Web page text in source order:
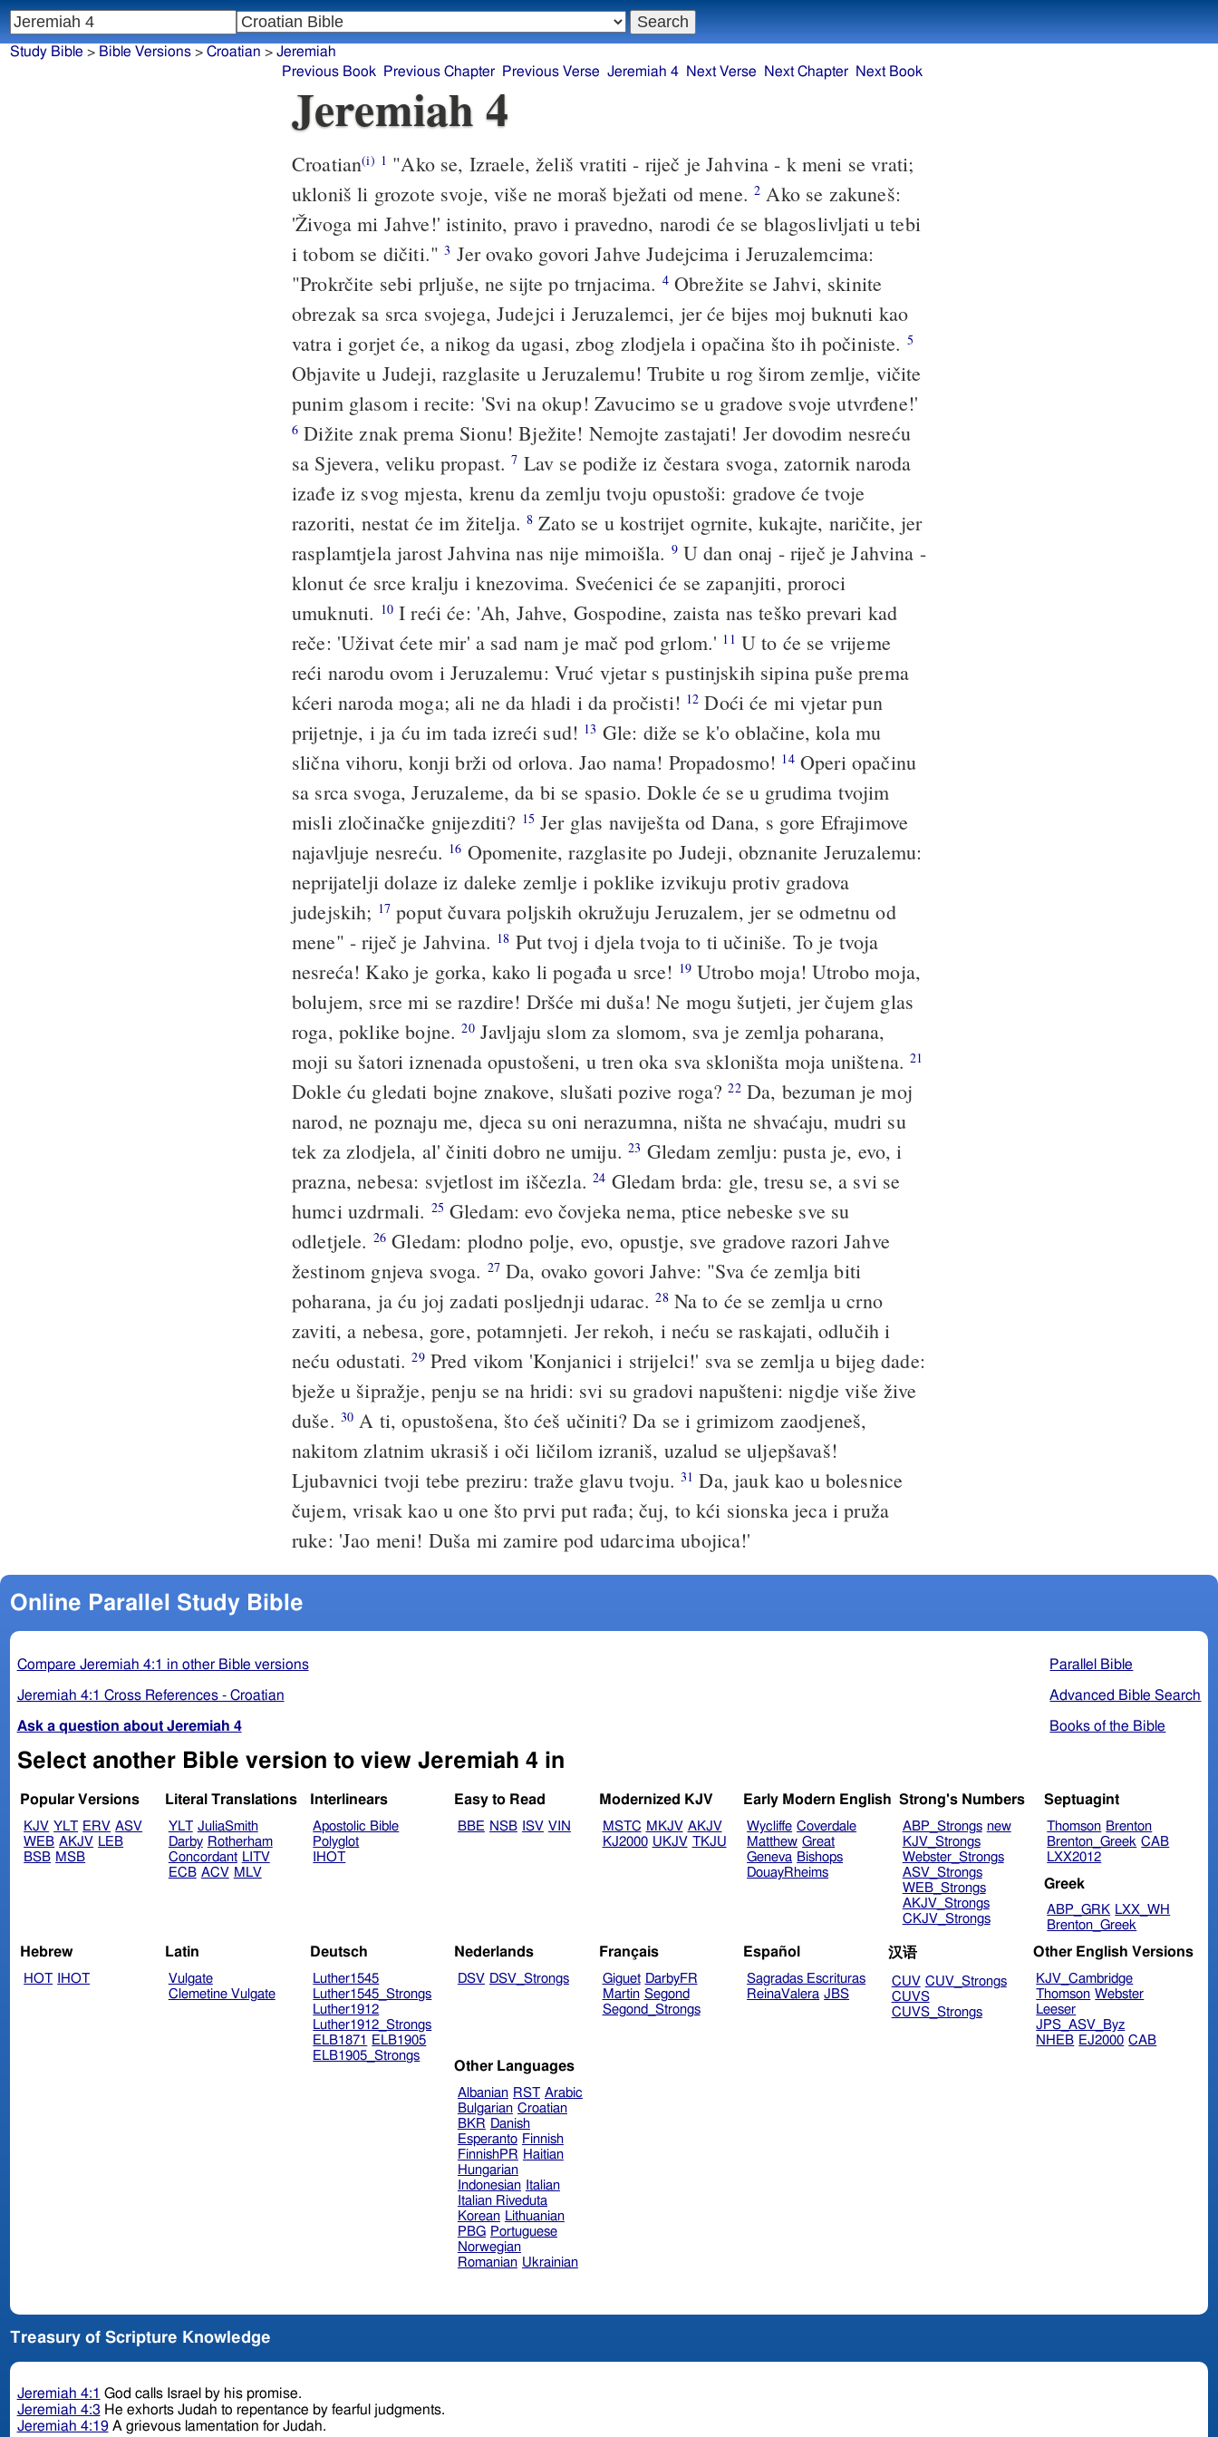
Study Bible > Bible Versions> Croatian > Jeremiah
Previous Book
Previous Chapter Previous Verse Jeremiah 4 Next Verse Next Chapter Next Book
Jeremiah 4
Croatian(i) 1 "Ako se, Izraele, želiš vratiti - riječ je Jahvina - k meni se vrati;
ukloniš li grozote svoje, više ne moraš bježati od mene.2 Ako se zakuneš:
'Živoga mi Jahve!' istinito, pravo i pravedno, narodi će se blagoslivljati u tebi
i tobom se dičiti."3 Jer ovako govori Jahve Judejcima i Jeruzalemcima:
"Prokrčite sebi prljuše, ne sijte po trnjacima. 4Obrežite se Jahvi, skinite
obrezak sa srca svojega, Judejci i Jeruzalemci, jer će bijes moj buknuti kao
vatra i gorjet će, a nikog da ugasi, zbog zlodjela i opačina što ih počiniste. 5
Objavite u Judeji, razglasite u Jeruzalemu! Trubite u rog širom zemlje, vičite
punim glasom i recite: 'Svi na okup! Zavucimo se u gradove svoje utvrđene!'
6 Dižite znak prema Sionu! Bježite! Nemojte zastajati! Jer dovodim nesreću
sa Sjevera, veliku propast.7 Lav se podiže iz čestara svoga, zatornik naroda
izađe iz svog mjesta, krenu da zemlju tvoju opustoši: gradove će tvoje
razoriti, nestat će im žitelja.8 Zato se u kostrijet ogrnite, kukajte, naričite, jer
rasplamtjela jarost Jahvina nas nije mimoišla. 9U dan onaj - riječ je Jahvina -
klonut će srce kralju i knezovima. Svećenici će se zapanjiti, proroci
umuknuti. 10I reći će: 'Ah, Jahve, Gospodine, zaista nas teško prevari kad
reče: 'Uživat ćete mir' a sad nam je mač pod grlom.' 11 U to će se vrijeme
reći narodu ovom i Jeruzalemu: Vruć vjetar s pustinjskih sipina puše prema
kćeri naroda moga; ali ne da hladi i da pročisti! 12 Doći će mi vjetar pun
prijetnje, i ja ću im tada izreći sud! 13 Gle: diže se k'o oblačine, kola mu
slična vihoru, konji brži od orlova. Jao nama! Propadosmo! 14Operi opačinu
sa srca svoga, Jeruzaleme, da bi se spasio. Dokle će se u grudima tvojim
misli zločinačke gnijezditi? 15 Jer glas naviješta od Dana, s gore Efrajimove
najavljuje nesreću. 16 Opomenite, razglasite po Judeji, obznanite Jeruzalemu:
neprijatelji dolaze iz daleke zemlje i poklike izvikuju protiv gradova
judejskih; 17 poput čuvara poljskih okružuju Jeruzalem, jer se odmetnu od
mene" - riječ je Jahvina. 18 Put tvoj i djela tvoja to ti učiniše. To je tvoja
nesreća! Kako je gorka, kako li pogađa u srce! 19Utrobo moja! Utrobo moja,
bolujem, srce mi se razdire! Dršće mi duša! Ne mogu šutjeti, jer čujem glas
roga, poklike bojne.20Javljaju slom za slomom, sva je zemlja poharana,
moji su šatori iznenada opustošeni, u tren oka sva skloništa moja uništena.21
Dokle ću gledati bojne znakove, slušati pozive roga?22Da, bezuman je moj
narod, ne poznaju me, djeca su oni nerazumna, ništa ne shvaćaju, mudri su
tek za zlodjela, al' činiti dobro ne umiju.23 Gledam zemlju: pusta je, evo, i
prazna, nebesa: svjetlost im iščezla.24 Gledam brda: gle, tresu se, a svi se
humci uzdrmali. 25 Gledam: evo čovjeka nema, ptice nebeske sve su
odletjele. 26 Gledam: plodno polje, evo, opustje, sve gradove razori Jahve
žestinom gnjeva svoga. 27Da, ovako govori Jahve: "Sva će zemlja biti
poharana, ja ću joj zadati posljednji udarac.28Na to će se zemlja u crno
zaviti, a nebesa, gore, potamnjeti. Jer rekoh, i neću se raskajati, odlučih i
neću odustati.29Pred vikom 'Konjanici i strijelci!' sva se zemlja u bijeg dade:
bježe u šipražje, penju se na hridi: svi su gradovi napušteni: nigdje više žive
duše. 30 A ti, opustošena, što ćeš učiniti? Da se i grimizom zaodjeneš,
nakitom zlatnim ukrasiš i oči ličilom izraniš, uzalud se uljepšavaš!
Ljubavnici tvoji tebe preziru: traže glavu tvoju. 31 Da, jauk kao u bolesnice
čujem, vrisak kao u one što prvi put rađa; čuj, to kći sionska jeca i pruža
ruke: 'Jao meni! Duša mi zamire pod udarcima ubojica!'
Online Parallel Study Bible
Parallel Bible
Advanced Bible Search
Books of the Bible
Compare Jeremiah 4:1 in other Bible versions
Jeremiah 4:1 Cross References - Croatian
Ask a question about Jeremiah 4
Select another Bible version to view Jeremiah 4 in
Popular Versions
KJV YLT ERV ASV
WEB AKJV LEB
BSB MSB
Literal Translations
YLT JuliaSmith
Darby Rotherham
Concordant LITV
ECB ACV MLV
Interlinears
Apostolic Bible
Polyglot
IHOT
Easy to Read
BBE NSB ISV VIN
Modernized KJV
MSTC MKJV AKJV
KJ2000 UKJV TKJU
Early Modern English
Wycliffe Coverdale
Matthew Great
Geneva Bishops
DouayRheims
Strong's Numbers
ABP_Strongs new
KJV_Strongs
Webster_Strongs
ASV_Strongs
WEB_Strongs
AKJV_Strongs
CKJV_Strongs
Septuagint
Thomson Brenton
Brenton_Greek CAB
LXX2012
Greek
ABP_GRK LXX_WH
Brenton_Greek
Hebrew
HOT IHOT
Latin
Vulgate
Clemetine Vulgate
Deutsch
Luther1545
Luther1545_Strongs
Luther1912
Luther1912_Strongs
ELB1871
ELB1905
ELB1905_Strongs
Nederlands
DSV DSV_Strongs
Français
Giguet DarbyFR
Martin Segond
Segond_Strongs
Español
Sagradas Escrituras
ReinaValera JBS
汉语
CUV CUV_Strongs
CUVS
CUVS_Strongs
Other English Versions
KJV_Cambridge
Thomson Webster
Leeser
JPS_ASV_Byz
NHEB EJ2000 CAB
Other Languages
Albanian RST Arabic
Bulgarian Croatian
BKR Danish
Esperanto Finnish
FinnishPR Haitian
Hungarian
Indonesian
Italian
Italian Riveduta
Korean Lithuanian
PBG Portuguese
Norwegian
Romanian Ukrainian
Treasury of Scripture Knowledge
Jeremiah 4:1 God calls Israel by his promise.
Jeremiah 4:3 He exhorts Judah to repentance by fearful judgments.
Jeremiah 4:19A grievous lamentation for Judah.